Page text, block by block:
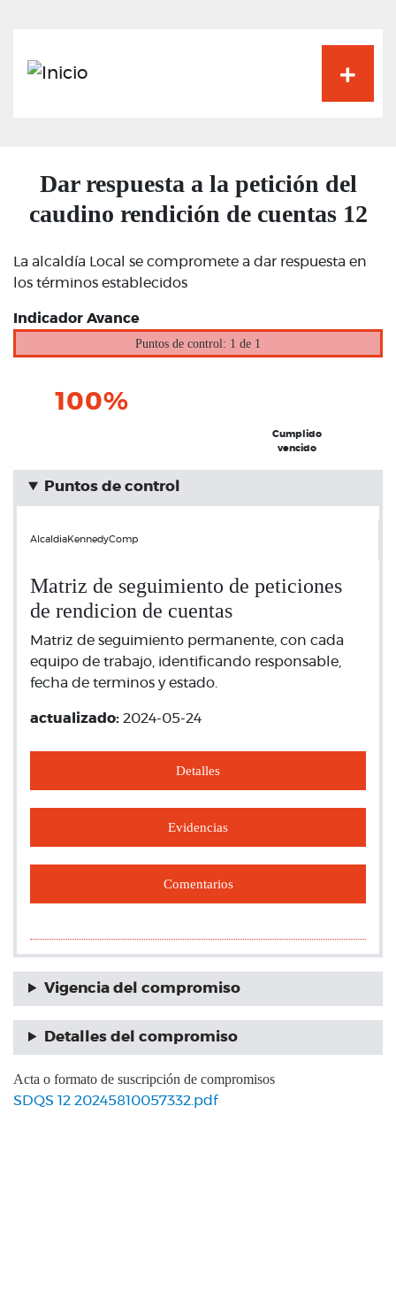
Dar respuesta a la petición del
caudino rendición de cuentas 12
La alcaldía Local se compromete a dar respuesta en
los términos establecidos
Indicador Avance
Puntos de control: 1 de 1
100%
Cumplido
vencido
Puntos de control
AlcaldiaKennedyComp
Matriz de seguimiento de peticiones
de rendicion de cuentas
Matriz de seguimiento permanente, con cada
equipo de trabajo, identificando responsable,
fecha de terminos y estado.
actualizado: 2024-05-24
Detalles
Evidencias
Comentarios
Vigencia del compromiso
Detalles del compromiso
Acta o formato de suscripción de compromisos
SDQS 12 20245810057332.pdf